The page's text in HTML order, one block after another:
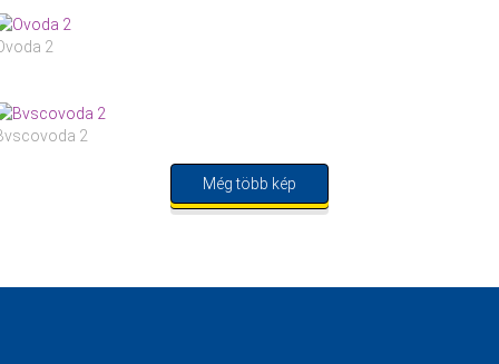
2
2
Még több kép